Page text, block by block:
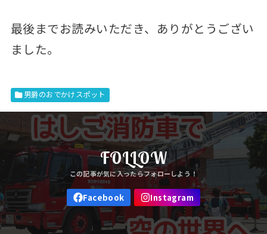
最後までお読みいただき、ありがとうござい
ました。
男爵のおでかけスポット
FOLLOW